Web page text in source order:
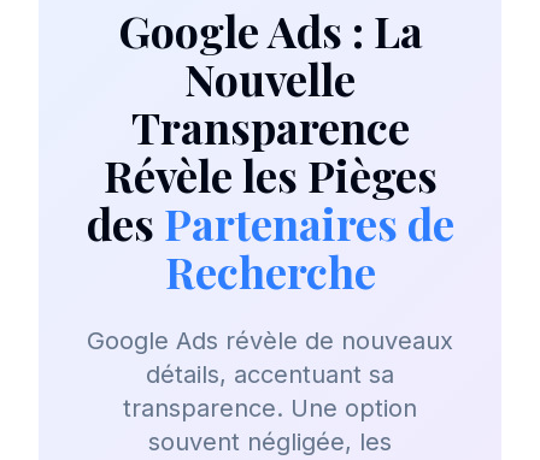
Google Ads : La
Nouvelle
Transparence
Révèle les Pièges
des Partenaires de
Recherche
Google Ads révèle de nouveaux
détails, accentuant sa
transparence. Une option
souvent négligée, les